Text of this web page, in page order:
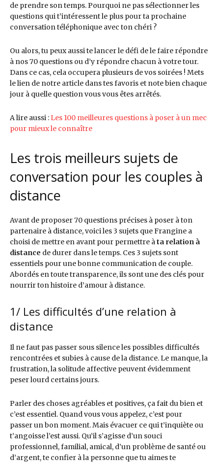
de prendre son temps. Pourquoi ne pas sélectionner les
questions qui t’intéressent le plus pour ta prochaine
conversation téléphonique avec ton chéri ?
Ou alors, tu peux aussi te lancer le défi de le faire répondre
à nos 70 questions ou d’y répondre chacun à votre tour.
Dans ce cas, cela occupera plusieurs de vos soirées ! Mets
le lien de notre article dans tes favoris et note bien chaque
jour à quelle question vous vous êtes arrêtés.
A lire aussi : Les 100 meilleures questions à poser à un mec
pour mieux le connaître
Les trois meilleurs sujets de
conversation pour les couples à
distance
Avant de proposer 70 questions précises à poser à ton
partenaire à distance, voici les 3 sujets que Frangine a
choisi de mettre en avant pour permettre àta relation à
distance de durer dans le temps. Ces 3 sujets sont
essentiels pour une bonne communication de couple.
Abordés en toute transparence, ils sont une des clés pour
nourrir ton histoire d’amour à distance.
1/ Les difficultés d’une relation à
distance
Il ne faut pas passer sous silence les possibles difficultés
rencontrées et subies à cause de la distance. Le manque, la
frustration, la solitude affective peuvent évidemment
peser lourd certains jours.
Parler des choses agréables et positives, ça fait du bien et
c’est essentiel. Quand vous vous appelez, c’est pour
passer un bon moment. Mais évacuer ce qui t’inquiète ou
t’angoisse l’est aussi. Qu’il s’agisse d’un souci
professionnel, familial, amical, d’un problème de santé ou
d’argent, te confier à la personne que tu aimes te